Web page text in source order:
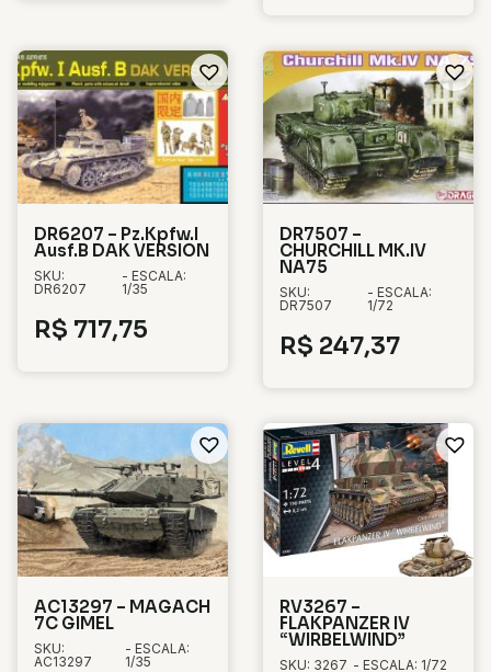
DR6207 – Pz.Kpfw.I
Ausf.B DAK VERSION
SKU:
DR6207
- ESCALA:
1/35
R$ 717,75
DR7507 –
CHURCHILL MK.IV
NA75
SKU:
DR7507
- ESCALA:
1/72
R$ 247,37
AC13297 – MAGACH
7C GIMEL
SKU:
AC13297
- ESCALA:
1/35
RV3267 –
FLAKPANZER IV
“WIRBELWIND”
SKU: 3267 - ESCALA: 1/72